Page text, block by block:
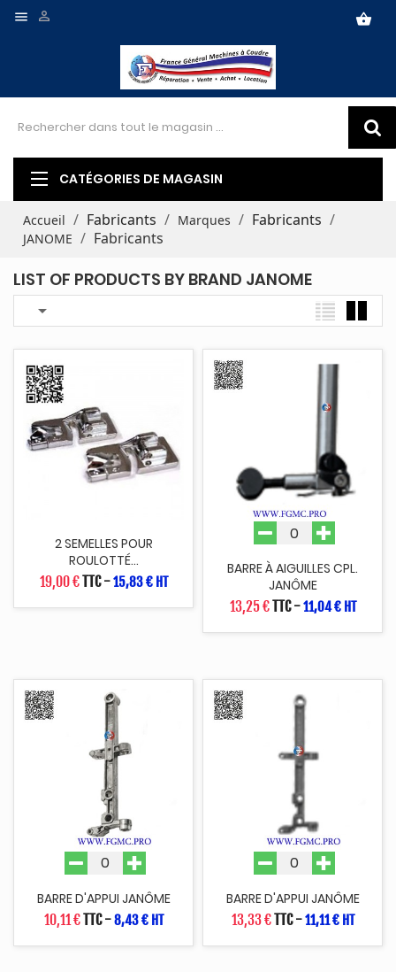
 shopping_basket

CATÉGORIES DE MAGASIN
Accueil Fabricants Marques Fabricants
JANOME Fabricants
LIST OF PRODUCTS BY BRAND JANOME

2 SEMELLES POUR
ROULOTTÉ...
19,00 €TTC-15,83 € HT
BARRE À AIGUILLES CPL.
JANÔME
13,25 €TTC-11,04 € HT
BARRE D'APPUI JANÔME
10,11 €TTC-8,43 € HT
BARRE D'APPUI JANÔME
13,33 €TTC-11,11 € HT